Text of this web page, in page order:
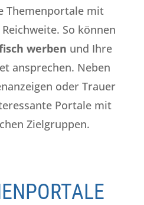
Themenportale mit
So können
werben und Ihre
ansprechen. Neben
oder Trauer
Portale mit
Zielgruppen.